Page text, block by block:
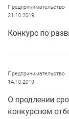
Предпринимательство
21.10.2019
Конкурс по
Предпринимательство
14.10.2019
О продлении
конкурсном